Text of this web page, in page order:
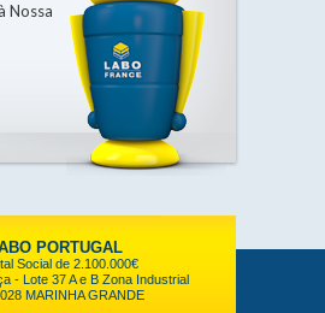
Nossa
PORTUGAL
Social de 2.100.000€
- Lote 37 A e B Zona Industrial
MARINHA GRANDE